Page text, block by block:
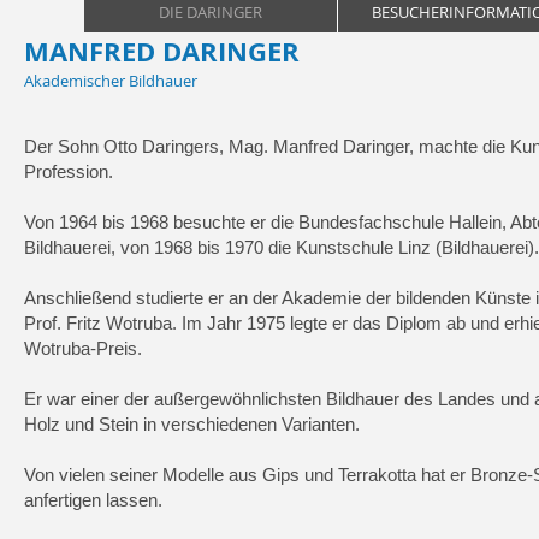
DIE DARINGER
MANFRED DARINGER
Akademischer Bildhauer
Der Sohn Otto Daringers, Mag. Manfred Daringer, machte die
Profession.
Von 1964 bis 1968 besuchte er die Bundesfachschule Hallein,
Bildhauerei, von 1968 bis 1970 die Kunstschule Linz (Bildhauerei).
Anschließend studierte er an der Akademie der bildenden Künste
Prof. Fritz Wotruba. Im Jahr 1975 legte er das Diplom ab und
Wotruba-Preis.
Er war einer der außergewöhnlichsten Bildhauer des Landes und
Holz und Stein in verschiedenen Varianten.
Von vielen seiner Modelle aus Gips und Terrakotta hat er Bronze-
anfertigen lassen.